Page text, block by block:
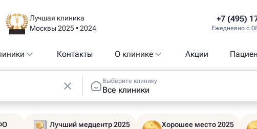
Лучшая клиника
Москвы 2025 • 2024
+7 (495)
Ежедневно с
Контакты О клинике Акции
Выберите клинику
Все клиники
Лучший медцентр 2025 Хорошее место 2025